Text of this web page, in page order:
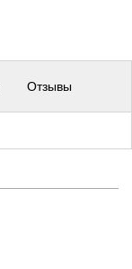
Отзывы